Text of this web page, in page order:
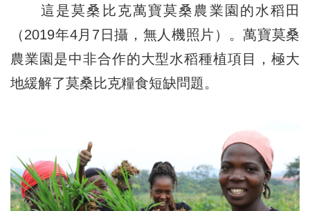
這是莫桑比克萬寶莫桑農業園的水稻田
（2019年4月7日攝，無人機照片）。萬寶莫桑
農業園是中非合作的大型水稻種植項目，極大
地緩解了莫桑比克糧食短缺問題。